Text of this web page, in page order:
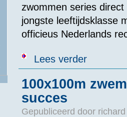
zwommen series
jongste leeftijdsklasse
officieus Nederlands
Lees verderover 500m
100x100m
succes
Gepubliceerd door